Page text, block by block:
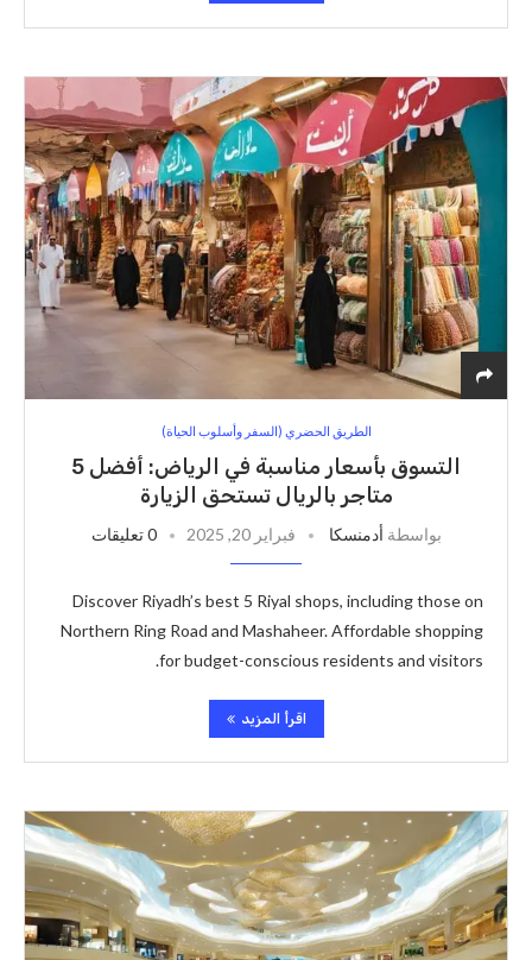
الطريق الحضري (السفر وأسلوب الحياة)
التسوق بأسعار مناسبة في الرياض: أفضل 5
متاجر بالريال تستحق الزيارة
بواسطة أدمنسكا فبراير 20, 2025 0 تعليقات
Discover Riyadh’s best 5 Riyal shops, including those on
Northern Ring Road and Mashaheer. Affordable shopping
for budget-conscious residents and visitors.
اقرأ المزيد